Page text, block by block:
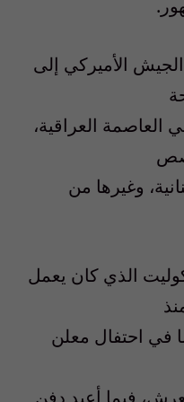
دخول الجيش الأميركي إلى
العاصمة العراقية،
وغيرها من
الذي كان يعمل
في احتفال معلن
فيما أعيد دفن